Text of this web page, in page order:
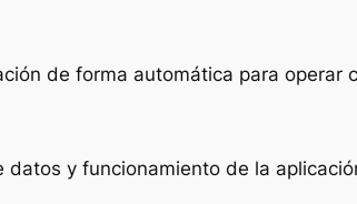
de forma automática para operar
y funcionamiento de la